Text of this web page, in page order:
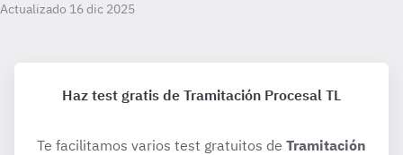
Actualizado 16 dic 2025
Haz test gratis de Tramitación Procesal TL
Te facilitamos varios test gratuitos de Tramitación